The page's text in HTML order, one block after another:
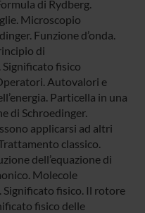
di Rydberg.
Microscopio
Funzione d’onda.
di
fisico
Autovalori e
Particella in una
di Schroedinger.
applicarsi ad altri
classico.
dell’equazione di
Molecole
fisico. Il rotore
fisico delle